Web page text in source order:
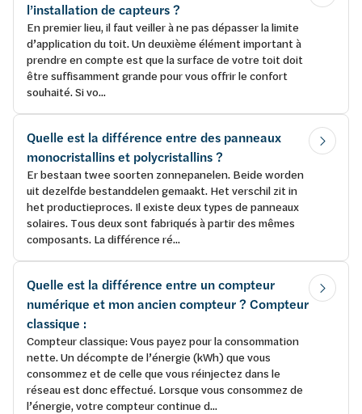
l’installation de capteurs ?
En premier lieu, il faut veiller à ne pas dépasser la limite
d’application du toit. Un deuxième élément important à
prendre en compte est que la surface de votre toit doit
être suffisamment grande pour vous offrir le confort
souhaité. Si vo...
Quelle est la différence entre des panneaux
monocristallins et polycristallins ?
Er bestaan twee soorten zonnepanelen. Beide worden
uit dezelfde bestanddelen gemaakt. Het verschil zit in
het productieproces. Il existe deux types de panneaux
solaires. Tous deux sont fabriqués à partir des mêmes
composants. La différence ré...
Quelle est la différence entre un compteur
numérique et mon ancien compteur ? Compteur
classique :
Compteur classique: Vous payez pour la consommation
nette. Un décompte de l’énergie (kWh) que vous
consommez et de celle que vous réinjectez dans le
réseau est donc effectué. Lorsque vous consommez de
l’énergie, votre compteur continue d...